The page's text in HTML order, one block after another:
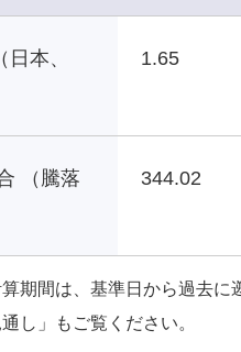
本、
1.65
（騰落
344.02
期間は、基準日から過去に
し」もご覧ください。